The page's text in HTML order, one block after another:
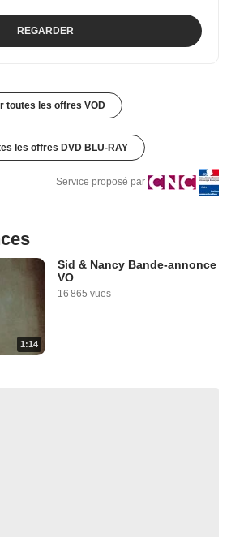
REGARDER
toutes les offres VOD
les offres DVD BLU-RAY
Service proposé par
1:14
Sid & Nancy Bande-annonce
VO
16 865 vues